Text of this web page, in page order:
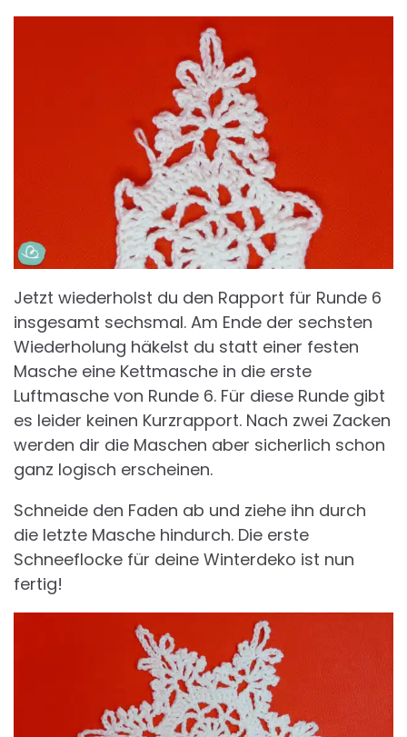
Jetzt wiederholst du den Rapport für Runde 6
insgesamt sechsmal. Am Ende der sechsten
Wiederholung häkelst du statt einer festen
Masche eine Kettmasche in die erste
Luftmasche von Runde 6. Für diese Runde gibt
es leider keinen Kurzrapport. Nach zwei Zacken
werden dir die Maschen aber sicherlich schon
ganz logisch erscheinen.
Schneide den Faden ab und ziehe ihn durch
die letzte Masche hindurch. Die erste
Schneeflocke für deine Winterdeko ist nun
fertig!